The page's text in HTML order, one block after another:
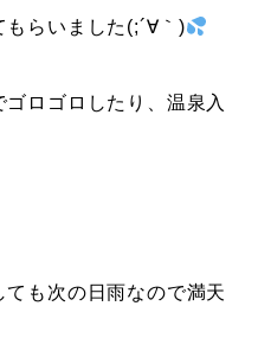
らいました(;´∀｀)
ロゴロしたり、温泉入
も次の日雨なので満天